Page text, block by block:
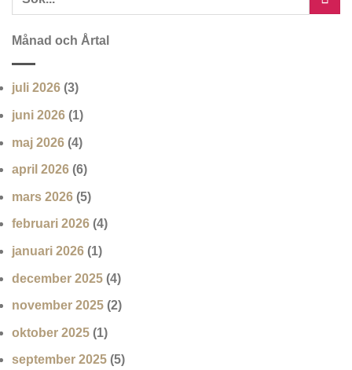
Månad och Årtal
juli 2026 (3)
juni 2026 (1)
maj 2026 (4)
april 2026 (6)
mars 2026 (5)
februari 2026 (4)
januari 2026 (1)
december 2025 (4)
november 2025 (2)
oktober 2025 (1)
september 2025 (5)